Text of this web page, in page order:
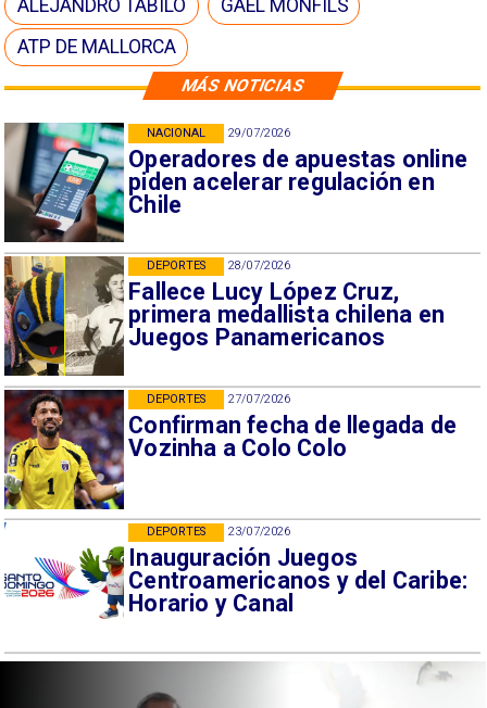
MÁS NOTICIAS
29/07/2026
Operadores de apuestas online
piden acelerar regulación en
Chile
NACIONAL
28/07/2026
Fallece Lucy López Cruz,
primera medallista chilena en
Juegos Panamericanos
DEPORTES
27/07/2026
Confirman fecha de llegada de
Vozinha a Colo Colo
DEPORTES
23/07/2026
Inauguración Juegos
Centroamericanos y del Caribe:
Horario y Canal
DEPORTES
ALEJANDRO TABILO
GAEL MONFILS
ATP DE MALLORCA